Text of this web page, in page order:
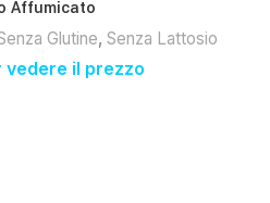
Affumicato
Glutine, Senza Lattosio
vedere il prezzo